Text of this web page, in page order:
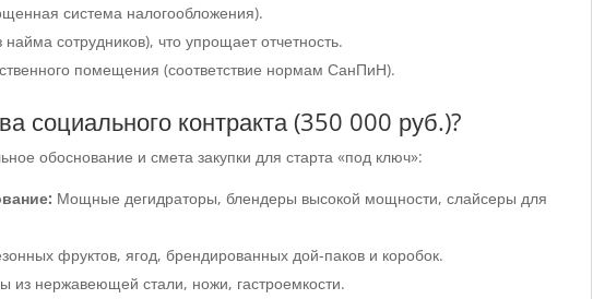
система налогообложения).
сотрудников), что упрощает отчетность.
помещения (соответствие нормам СанПиН).
социального контракта (350 000 руб.)?
обоснование и смета закупки для старта «под ключ»:
Мощные дегидраторы, блендеры высокой мощности, слайсеры для
фруктов, ягод, брендированных дой-паков и коробок.
из нержавеющей стали, ножи, гастроемкости.